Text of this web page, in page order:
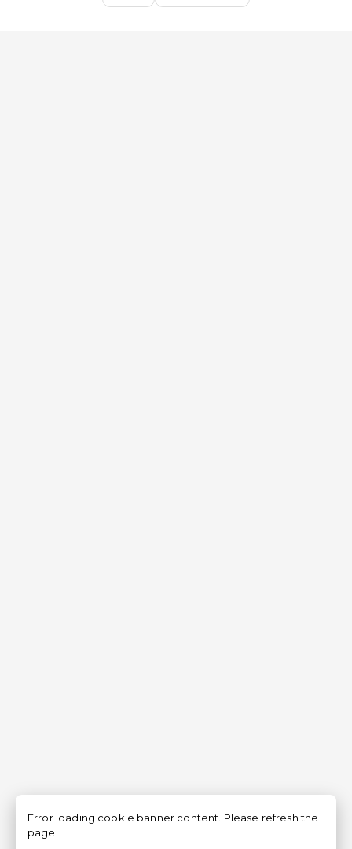
Error loading cookie banner content. Please refresh the
page.